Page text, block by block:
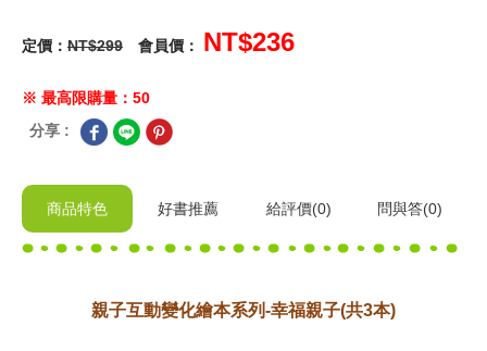
定價： NT$299 會員價： NT$236
※ 最高限購量：50
分享 :
商品特色 好書推薦 給評價(0) 問與答(0)
親子互動變化繪本系列-幸福親子(共3本)